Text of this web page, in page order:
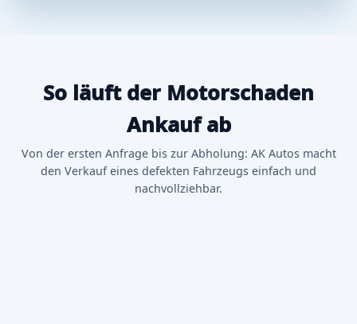
So läuft der Motorschaden
Ankauf ab
Von der ersten Anfrage bis zur Abholung: AK Autos macht
den Verkauf eines defekten Fahrzeugs einfach und
nachvollziehbar.